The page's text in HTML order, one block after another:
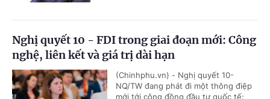
Nghị quyết 10 - FDI trong giai đoạn mới: Công
nghệ, liên kết và giá trị dài hạn
(Chinhphu.vn) - Nghị quyết 10-
NQ/TW đang phát đi một thông điệp
mới tới cộng đồng đầu tư quốc tế: